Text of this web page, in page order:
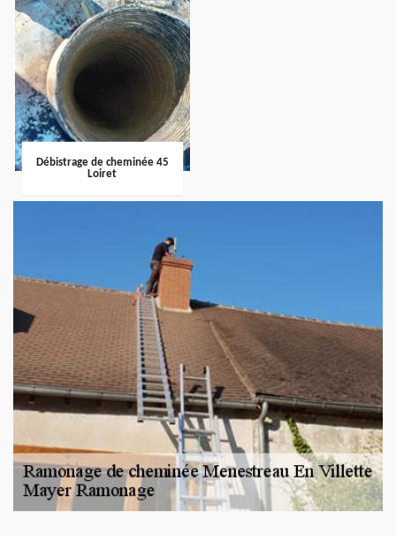
Débistrage de cheminée 45
Loiret